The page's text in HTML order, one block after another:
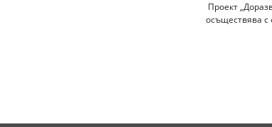
Проект
осъществява с